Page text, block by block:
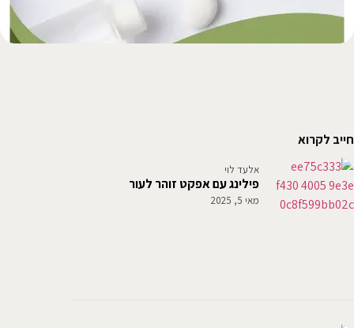
חייב לקרוא
פילינג עם אפקט זוהר לעור
אלעד לוי
מאי 5, 2025